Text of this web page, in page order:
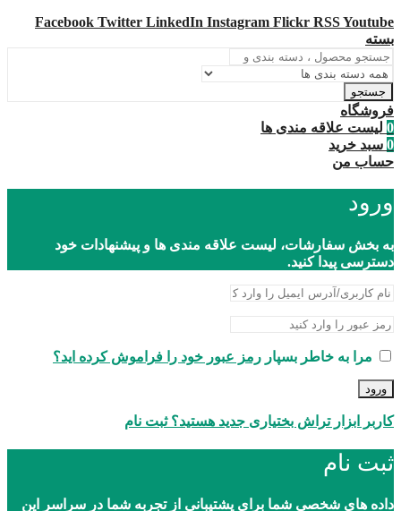
Facebook Twitter LinkedIn Instagram Flickr RSSYoutube
بسته
جستجو
فروشگاه
0 لیست علاقه مندی ها
0 سبد خرید
حساب من
ورود
به بخش سفارشات، لیست علاقه مندی ها و پیشنهادات خود
دسترسی پیدا کنید.
مرا به خاطر بسپار رمز عبور خود را فراموش کرده اید؟
ورود
کاربر ابزار تراش بختیاری جدید هستید؟ ثبت نام
ثبت نام
داده های شخصی شما برای پشتیبانی از تجربه شما در سراسر این